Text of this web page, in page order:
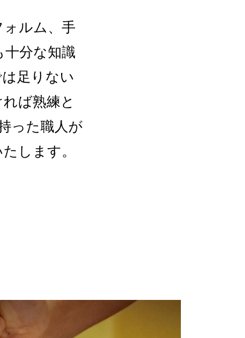
ルム、手
分な知識
足りない
ば熟練と
った職人が
します。